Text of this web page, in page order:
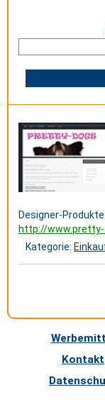
Designer-
http://
Kategorie:
Kontakt